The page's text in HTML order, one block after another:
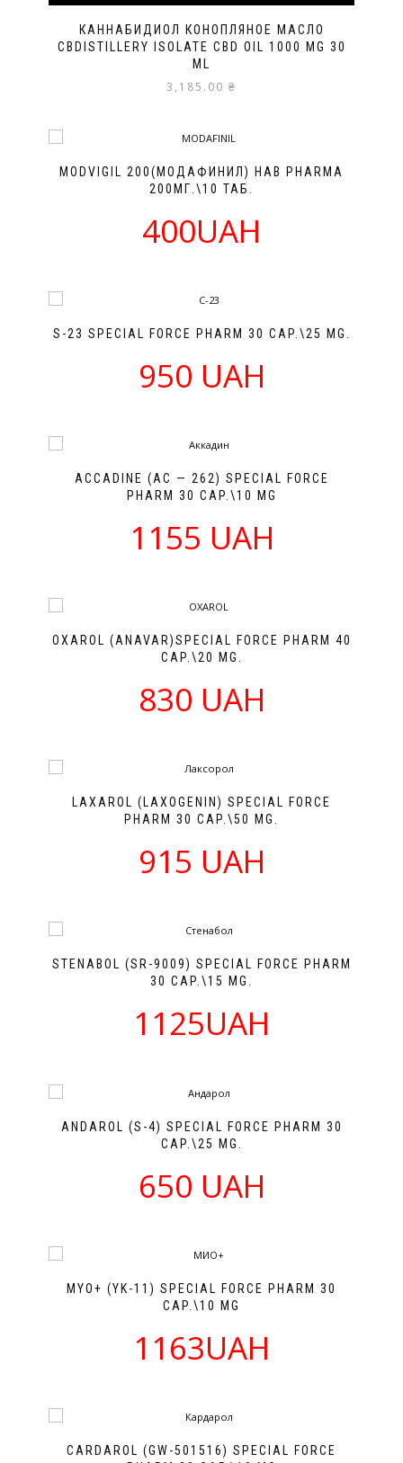
КАННАБИДИОЛ КОНОПЛЯНОЕ МАСЛО
CBDISTILLERY ISOLATE CBD OIL 1000 MG 30
ML
3,185.00 ₴
MODVIGIL 200(МОДАФИНИЛ) HAB PHARMA
200МГ.\10 ТАБ.
400UAH
S-23 SPECIAL FORCE PHARM 30 CAP.\25 MG.
950 UAH
ACCADINE (AC — 262) SPECIAL FORCE
PHARM 30 CAP.\10 MG
1155 UAH
OXAROL (ANAVAR)SPECIAL FORCE PHARM 40
CAP.\20 MG.
830 UAH
LAXAROL (LAXOGENIN) SPECIAL FORCE
PHARM 30 CAP.\50 MG.
915 UAH
STENABOL (SR-9009) SPECIAL FORCE PHARM
30 CAP.\15 MG.
1125UAH
ANDAROL (S-4) SPECIAL FORCE PHARM 30
CAP.\25 MG.
650 UAH
MYO+ (YK-11) SPECIAL FORCE PHARM 30
CAP.\10 MG
1163UAH
CARDAROL (GW-501516) SPECIAL FORCE